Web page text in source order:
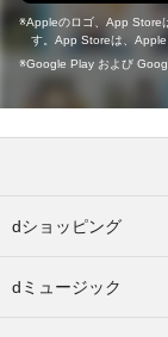
Appleのロゴ、App Store
す。App Storeは、Apple
Google Play および
dショッピング
dミュージック